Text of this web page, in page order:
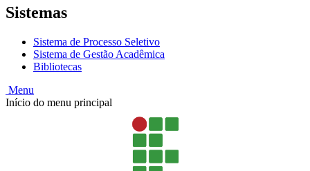
Sistemas
Sistema de Processo Seletivo
Sistema de Gestão Acadêmica
Bibliotecas
Menu
Início do menu principal